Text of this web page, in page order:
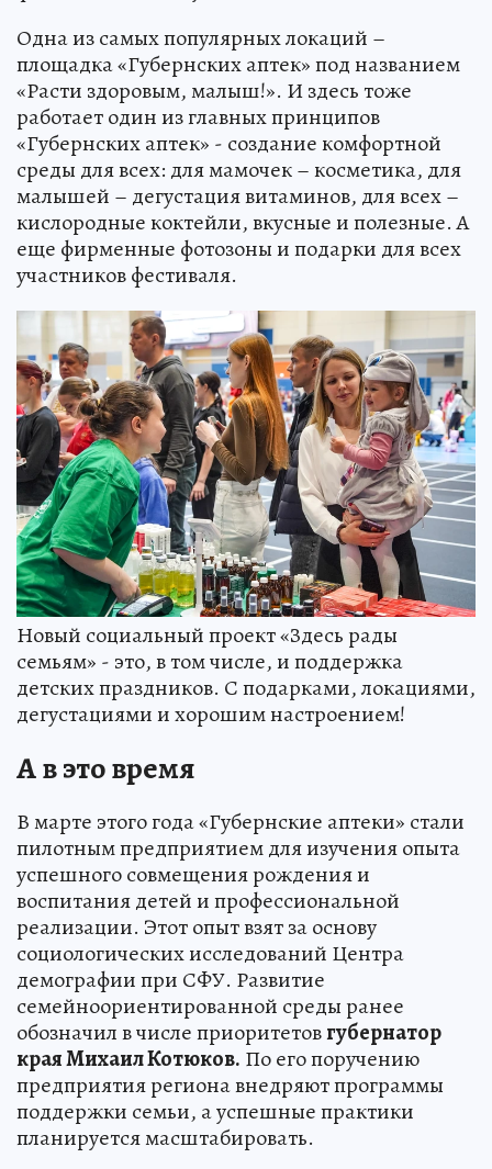
Одна из самых популярных локаций –
площадка «Губернских аптек» под названием
«Расти здоровым, малыш!». И здесь тоже
работает один из главных принципов
«Губернских аптек» - создание комфортной
среды для всех: для мамочек – косметика, для
малышей – дегустация витаминов, для всех –
кислородные коктейли, вкусные и полезные. А
еще фирменные фотозоны и подарки для всех
участников фестиваля.
Новый социальный проект «Здесь рады
семьям» - это, в том числе, и поддержка
детских праздников. С подарками, локациями,
дегустациями и хорошим настроением!
А в это время
В марте этого года «Губернские аптеки» стали
пилотным предприятием для изучения опыта
успешного совмещения рождения и
воспитания детей и профессиональной
реализации. Этот опыт взят за основу
социологических исследований Центра
демографии при СФУ. Развитие
семейноориентированной среды ранее
обозначил в числе приоритетовгубернатор
края Михаил Котюков. По его поручению
предприятия региона внедряют программы
поддержки семьи, а успешные практики
планируется масштабировать.